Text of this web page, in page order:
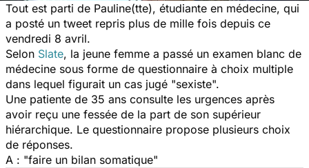
Tout est parti de Pauline(tte), étudiante en médecine, qui
a posté un tweet repris plus de mille fois depuis ce
vendredi 8 avril.
Selon Slate, la jeune femme a passé un examen blanc de
médecine sous forme de questionnaire à choix multiple
dans lequel figurait un cas jugé "sexiste".
Une patiente de 35 ans consulte les urgences après
avoir reçu une fessée de la part de son supérieur
hiérarchique. Le questionnaire propose plusieurs choix
de réponses.
A : "faire un bilan somatique"